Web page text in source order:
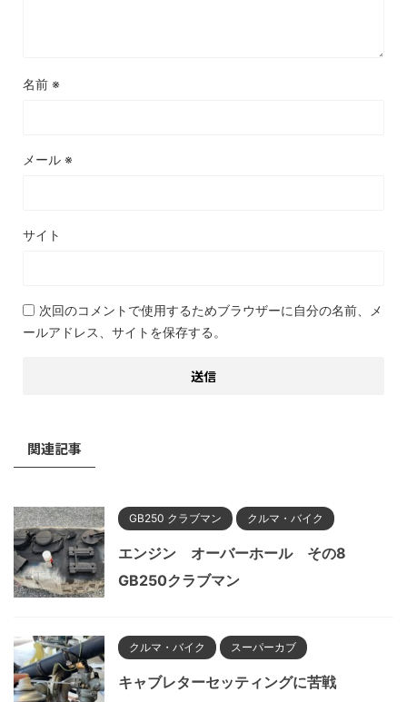
名前 ※
メール ※
サイト
次回のコメントで使用するためブラウザーに自分の名前、メ
ールアドレス、サイトを保存する。
関連記事
GB250 クラブマン クルマ・バイク
エンジン オーバーホール その8
GB250クラブマン
クルマ・バイク スーパーカブ
キャブレターセッティングに苦戦